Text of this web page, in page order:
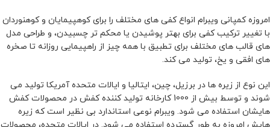
امروزه کمپانی ویبرام انواع کفی های مختلف را برای کوهپیمایان و کوهنوردان
با تغییر ترکیب کفی برای بهتر پوشیدن یا محکم تر چسبیدن، و طراحی مدل
های قالب های مختلف برای تطبیق با همه چیز از راهپیمایی روزانه تا صخره
های افقی و یخ، تولید می کند.
این نوع از زیره ها در برزیل، چین، ایتالیا و ایالات متحده آمریکا تولید می
شوند و توسط بیش از 1000 کارخانه تولید کننده کفش در محصولات کفش
هایشان استفاده می شود. ویبرام نوعی استاندارد بی نظیر است که زیره
هایش امروزه به طور گسترده استفاده می شود. در ایالات متحده، محصولات